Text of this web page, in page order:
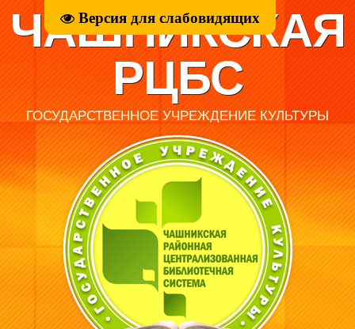
Версия для слабовидящих
ЧАШНИКСКАЯ
РЦБС
ГОСУДАРСТВЕННОЕ УЧРЕЖДЕНИЕ КУЛЬТУРЫ